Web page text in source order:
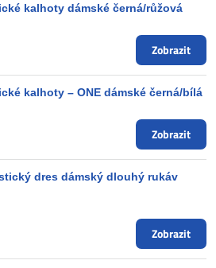
kalhoty dámské černá/růžová
Zobrazit
kalhoty – ONE dámské černá/bílá
Zobrazit
dres dámský dlouhý rukáv
Zobrazit